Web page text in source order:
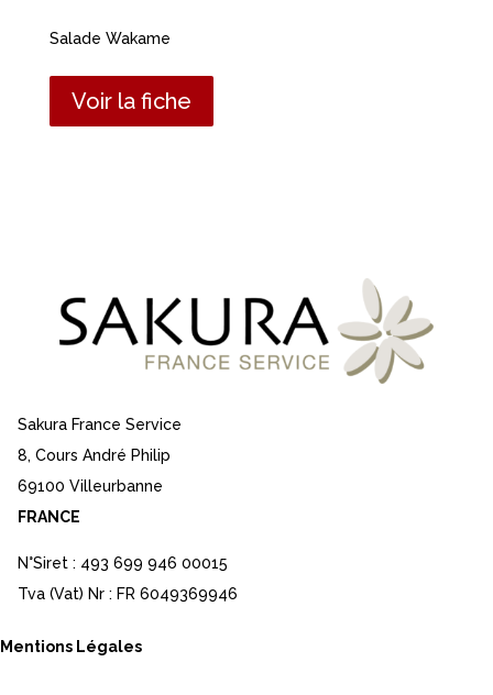
Salade Wakame
Voir la fiche
Sakura France Service
8, Cours André Philip
69100 Villeurbanne
FRANCE
N°Siret : 493 699 946 00015
Tva (Vat) Nr : FR 6049369946
Mentions Légales